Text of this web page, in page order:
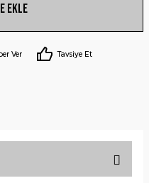
Ekle
Ver Tavsiye Et